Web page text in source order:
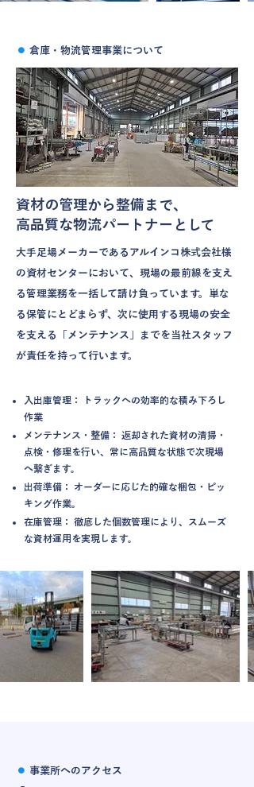
⚫︎ 倉庫・物流管理事業について
資材の管理から整備まで、
高品質な物流パートナーとして
大手足場メーカーであるアルインコ株式会社様
の資材センターにおいて、現場の最前線を支え
る管理業務を一括して請け負っています。単な
る保管にとどまらず、次に使用する現場の安全
を支える「メンテナンス」までを当社スタッフ
が責任を持って行います。
入出庫管理： トラックへの効率的な積み下ろし
作業
メンテナンス・整備： 返却された資材の清掃・
点検・修理を行い、常に高品質な状態で次現場
へ繋ぎます。
出荷準備： オーダーに応じた的確な梱包・ピッ
キング作業。
在庫管理： 徹底した個数管理により、スムーズ
な資材運用を実現します。
⚫︎ 事業所へのアクセス